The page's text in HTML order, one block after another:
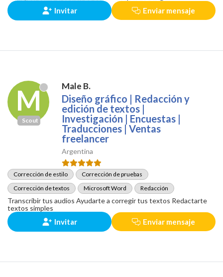
Invitar Enviar mensaje
M
Scout
Male B.
Diseño gráfico | Redacción y
edición de textos |
Investigación | Encuestas |
Traducciones | Ventas
freelancer
Argentina
Corrección de estilo
Corrección de pruebas
Corrección de textos
Microsoft Word Redacción
Transcribir tus audios Ayudarte a corregir tus textos Redactarte
textos simples
Invitar Enviar mensaje